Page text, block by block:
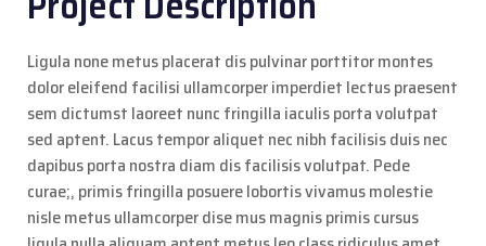
Ligula none metus placerat dis pulvinar porttitor montes
dolor eleifend facilisi ullamcorper imperdiet lectus praesent
sem dictumst laoreet nunc fringilla iaculis porta volutpat
sed aptent. Lacus tempor aliquet nec nibh facilisis duis nec
dapibus porta nostra diam dis facilisis volutpat. Pede
curae;, primis fringilla posuere lobortis vivamus molestie
nisle metus ullamcorper dise mus magnis primis cursus